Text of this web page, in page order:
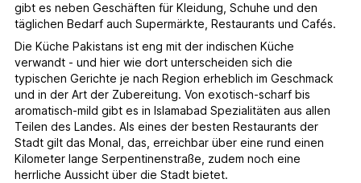
gibt es neben Geschäften für Kleidung, Schuhe und den
täglichen Bedarf auch Supermärkte, Restaurants und Cafés.
Die Küche Pakistans ist eng mit der indischen Küche
verwandt - und hier wie dort unterscheiden sich die
typischen Gerichte je nach Region erheblich im Geschmack
und in der Art der Zubereitung. Von exotisch-scharf bis
aromatisch-mild gibt es in Islamabad Spezialitäten aus allen
Teilen des Landes. Als eines der besten Restaurants der
Stadt gilt das Monal, das, erreichbar über eine rund einen
Kilometer lange Serpentinenstraße, zudem noch eine
herrliche Aussicht über die Stadt bietet.